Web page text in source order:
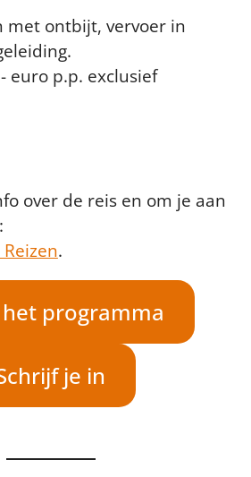
met ontbijt, vervoer in
euro p.p. exclusief
over de reis en om je aan
.
programma
je in